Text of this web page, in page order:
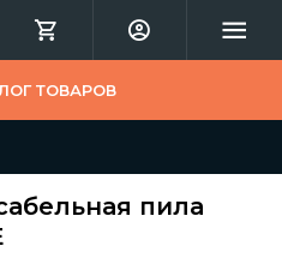
ТОВАРОВ
пила